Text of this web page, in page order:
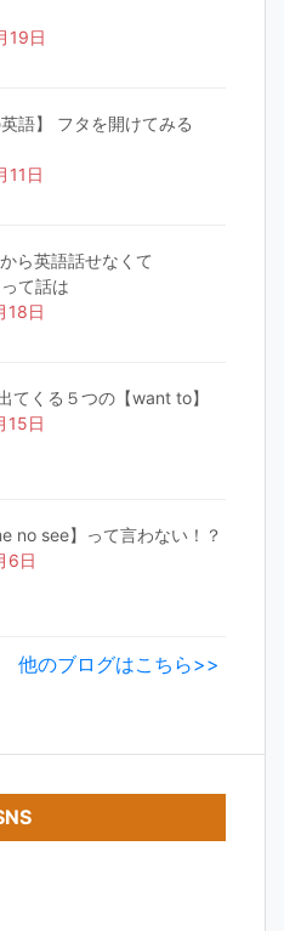
19日
英語】 フタを開けてみる
11日
から英語話せなくて
て話は
18日
てくる５つの【want to】
15日
no see】って言わない！？
6日
他のブログはこちら>>